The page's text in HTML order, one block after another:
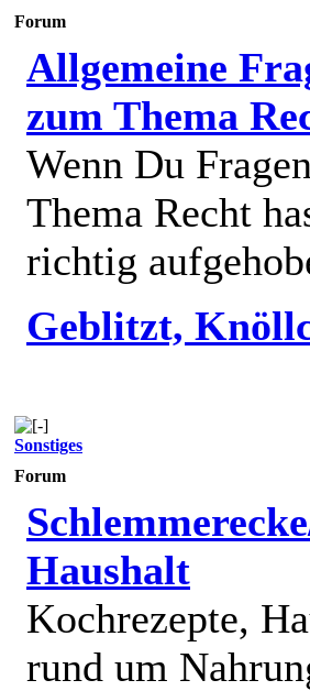
Forum
Allgemeine
zum Thema
Wenn Du
Thema Recht
richtig
Geblitzt,
Sonstiges
Forum
Haushalt
Kochrezepte,
rund um